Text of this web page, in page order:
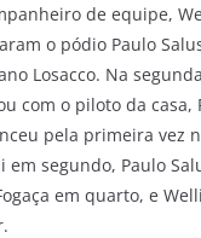
de equipe,
o pódio Paulo
Losacco. Na
com o piloto da casa,
pela primeira vez
em segundo, Paulo
em quarto, e